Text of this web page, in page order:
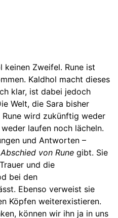
keinen Zweifel. Rune ist
Kaldhol macht dieses
klar, ist dabei jedoch
Welt, die Sara bisher
wird zukünftig weder
laufen noch lächeln.
und Antworten –
Abschied von Rune gibt. Sie
und die
bei den
Ebenso verweist sie
Köpfen weiterexistieren.
können wir ihn ja in uns